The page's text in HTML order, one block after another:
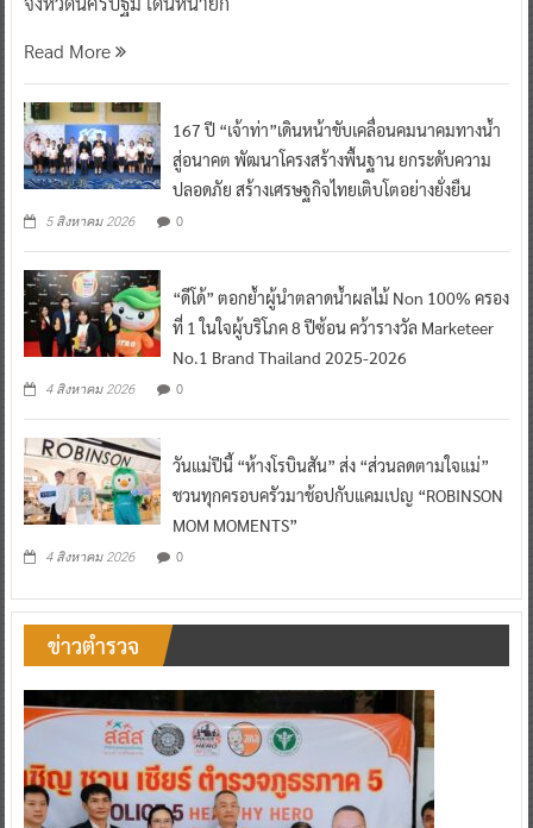
Read More
167 ปี “เจ้าท่า”เดินหน้าขับเคลื่อนคมนาคมทางน้ำ
สู่อนาคต พัฒนาโครงสร้างพื้นฐาน ยกระดับความ
ปลอดภัย สร้างเศรษฐกิจไทยเติบโตอย่างยั่งยืน
5 สิงหาคม 2026 0
“ดีโด้” ตอกย้ำผู้นำตลาดน้ำผลไม้ Non 100% ครอง
ที่ 1 ในใจผู้บริโภค 8 ปีซ้อน คว้ารางวัล Marketeer
No.1 Brand Thailand 2025-2026
4 สิงหาคม 2026 0
วันแม่ปีนี้ “ห้างโรบินสัน” ส่ง “ส่วนลดตามใจแม่”
ชวนทุกครอบครัวมาช้อปกับแคมเปญ “ROBINSON
MOM MOMENTS”
4 สิงหาคม 2026 0
ข่าวตำรวจ